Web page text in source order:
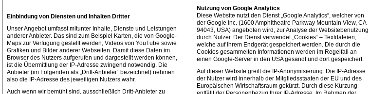
Einbindung von Diensten und Inhalten Dritter
Unser Angebot umfasst mitunter Inhalte, Dienste und Leistungen
anderer Anbieter. Das sind zum Beispiel Karten, die von Google-
Maps zur Verfügung gestellt werden, Videos von YouTube sowie
Grafiken und Bilder anderer Webseiten. Damit diese Daten im
Browser des Nutzers aufgerufen und dargestellt werden können,
ist die Übermittlung der IP-Adresse zwingend notwendig. Die
Anbieter (im Folgenden als „Dritt-Anbieter“ bezeichnet) nehmen
also die IP-Adresse des jeweiligen Nutzers wahr.
Auch wenn wir bemüht sind, ausschließlich Dritt-Anbieter zu
Nutzung von Google Analytics
Diese Website nutzt den Dienst „Google Analytics“, welcher von
der Google Inc. (1600 Amphitheatre Parkway Mountain View, CA
94043, USA) angeboten wird, zur Analyse der Websitebenutzung
durch Nutzer. Der Dienst verwendet „Cookies“ – Textdateien,
welche auf Ihrem Endgerät gespeichert werden. Die durch die
Cookies gesammelten Informationen werden im Regelfall an
einen Google-Server in den USA gesandt und dort gespeichert.
Auf dieser Website greift die IP-Anonymisierung. Die IP-Adresse
der Nutzer wird innerhalb der Mitgliedsstaaten der EU und des
Europäischen Wirtschaftsraum gekürzt. Durch diese Kürzung